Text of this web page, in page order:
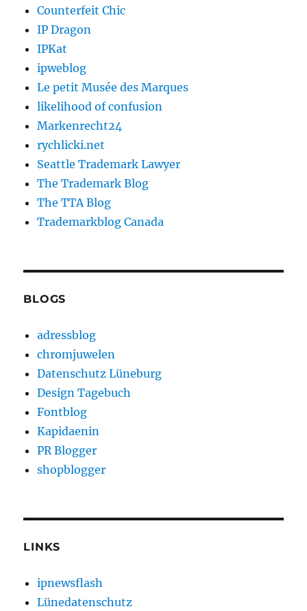
Counterfeit Chic
IP Dragon
IPKat
ipweblog
Le petit Musée des Marques
likelihood of confusion
Markenrecht24
rychlicki.net
Seattle Trademark Lawyer
The Trademark Blog
The TTA Blog
Trademarkblog Canada
BLOGS
adressblog
chromjuwelen
Datenschutz Lüneburg
Design Tagebuch
Fontblog
Kapidaenin
PR Blogger
shopblogger
LINKS
ipnewsflash
Lünedatenschutz